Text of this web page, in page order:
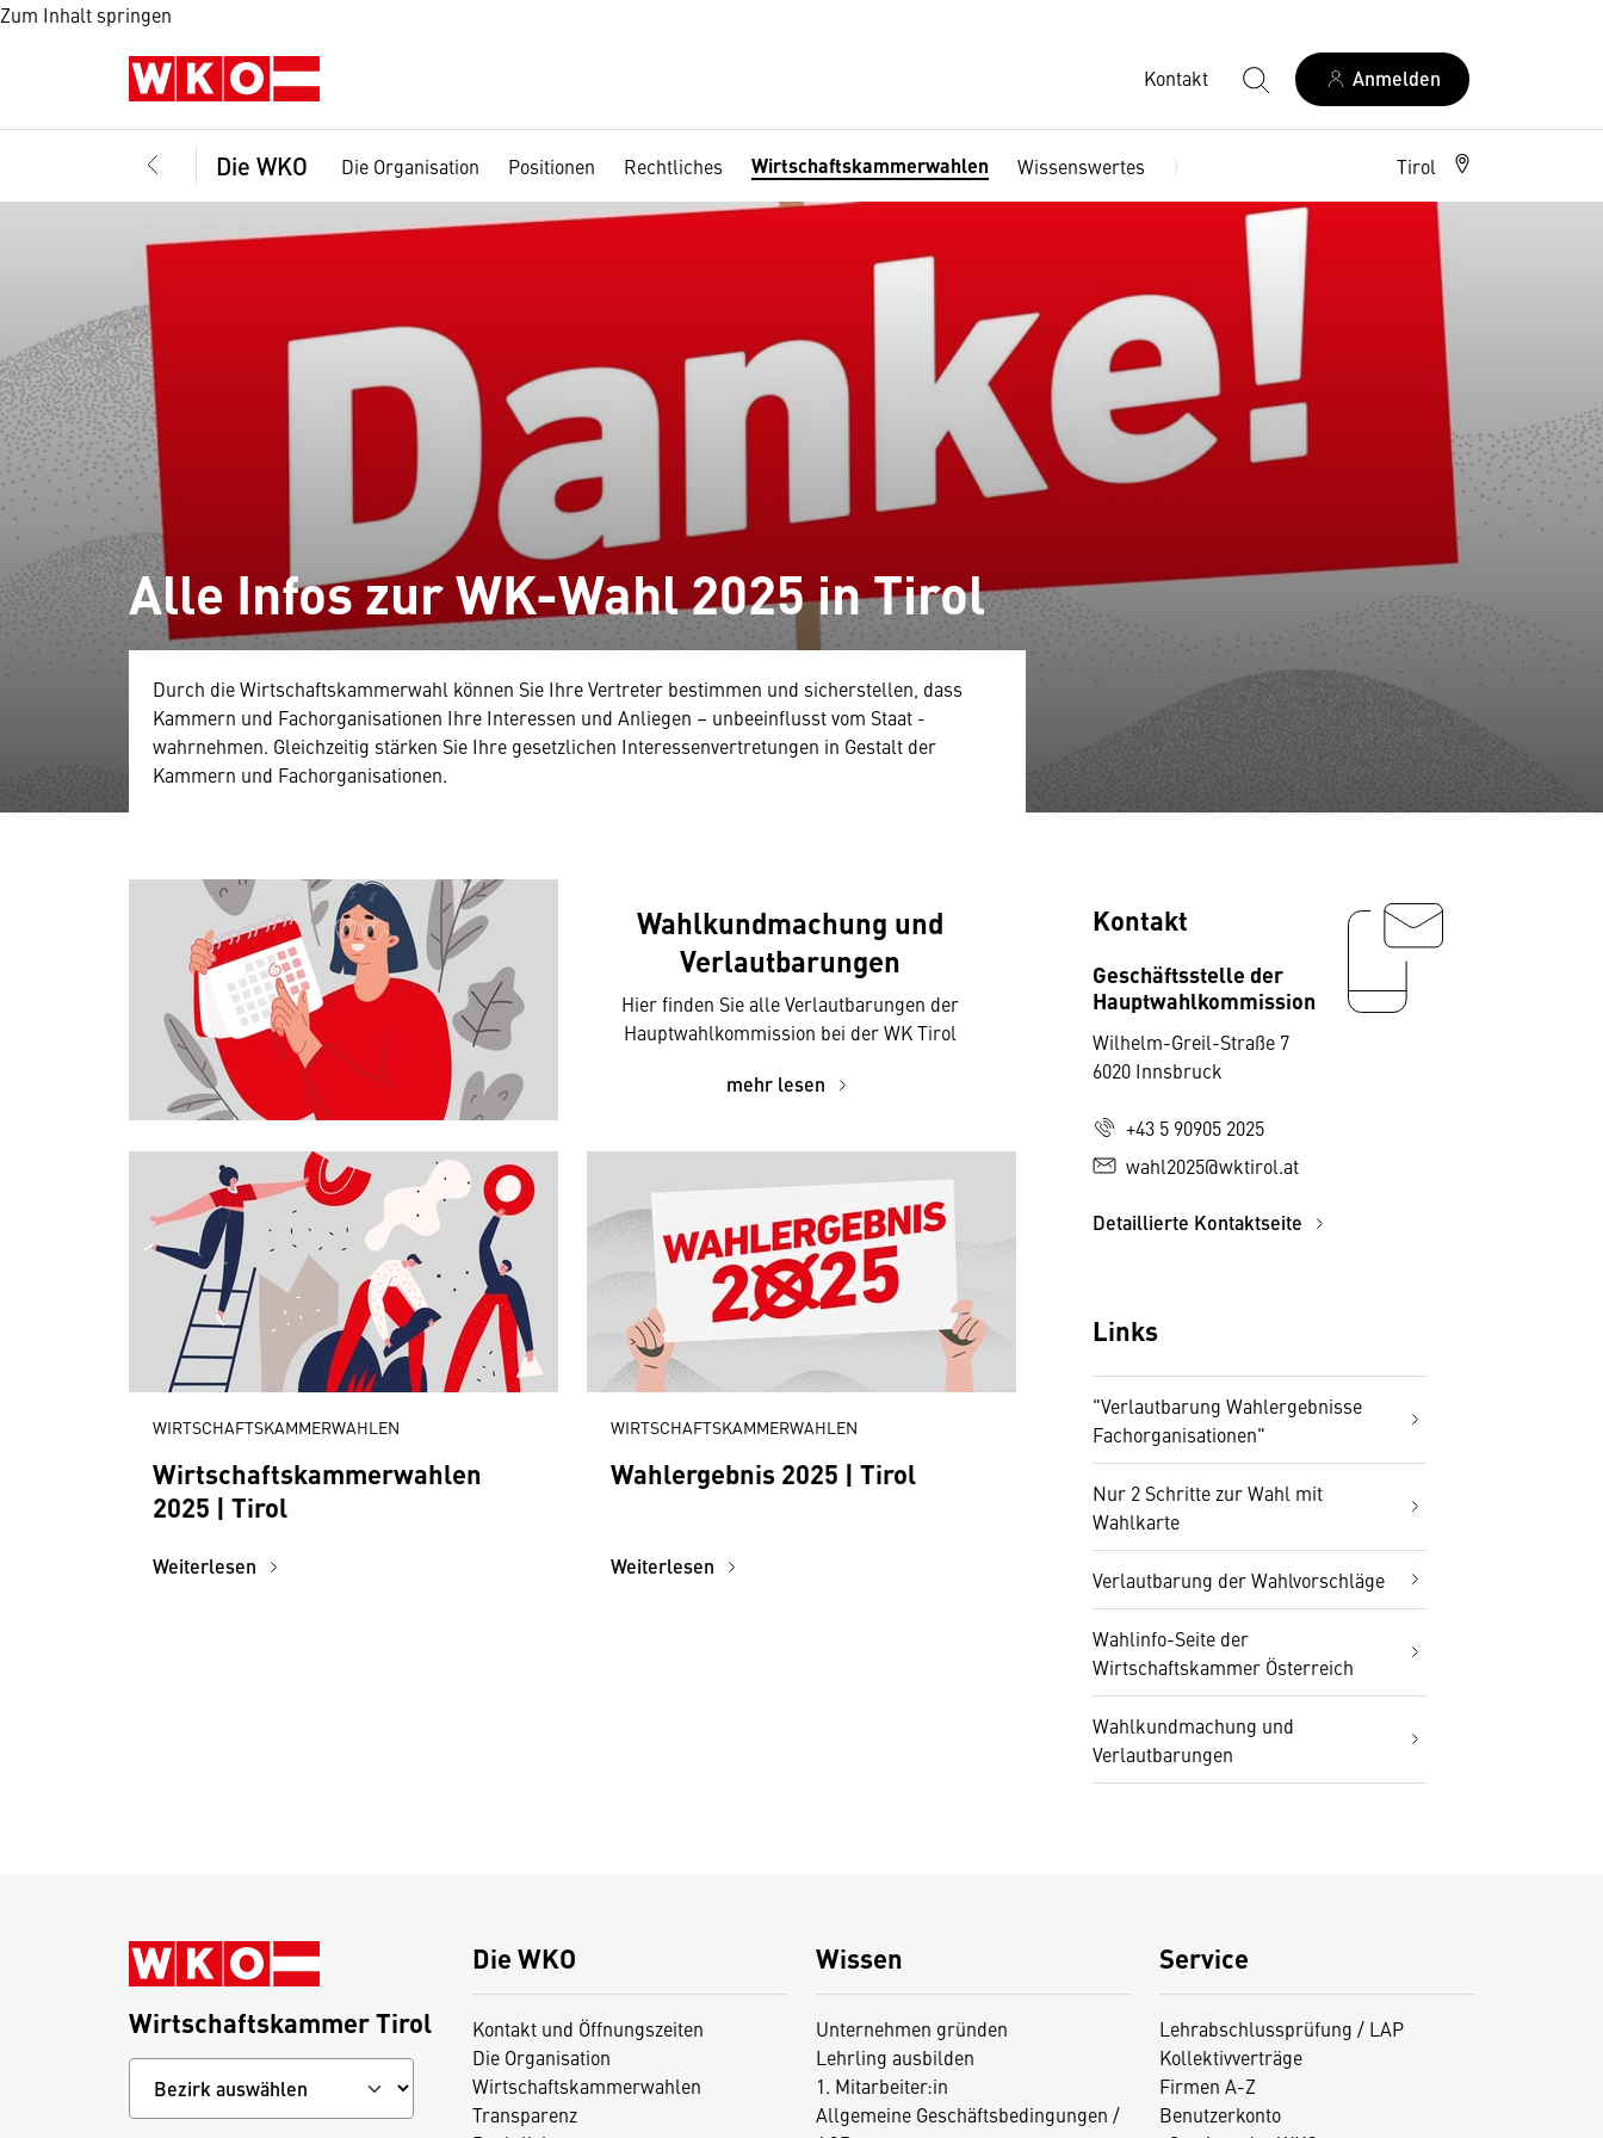
Zum Inhalt springen
Kontakt Anmelden
Die WKO Die Organisation Positionen Rechtliches Wirtschaftskammerwahlen Wissenswertes Kontakt Tirol
Alle Infos zur WK-Wahl 2025 in Tirol
Durch die Wirtschaftskammerwahl können Sie Ihre Vertreter bestimmen und sicherstellen, dass
Kammern und Fachorganisationen Ihre Interessen und Anliegen – unbeeinflusst vom Staat -
wahrnehmen. Gleichzeitig stärken Sie Ihre gesetzlichen Interessenvertretungen in Gestalt der
Kammern und Fachorganisationen.
Wahlkundmachung und
Verlautbarungen
Hier finden Sie alle Verlautbarungen der
Hauptwahlkommission bei der WK Tirol
mehr lesen
WIRTSCHAFTSKAMMERWAHLEN
Wirtschaftskammerwahlen
2025 | Tirol
Weiterlesen
WIRTSCHAFTSKAMMERWAHLEN
Wahlergebnis 2025 | Tirol
Weiterlesen
Kontakt
Geschäftsstelle der
Hauptwahlkommission
Wilhelm-Greil-Straße 7
6020 Innsbruck
+43 5 90905 2025
wahl2025@wktirol.at
Detaillierte Kontaktseite
Links
"Verlautbarung Wahlergebnisse
Fachorganisationen"
Nur 2 Schritte zur Wahl mit
Wahlkarte
Verlautbarung der Wahlvorschläge
Wahlinfo-Seite der
Wirtschaftskammer Österreich
Wahlkundmachung und
Verlautbarungen
Die WKO
Kontakt und Öffnungszeiten
Die Organisation
Wirtschaftskammerwahlen
Transparenz
Wissen
Unternehmen gründen
Lehrling ausbilden
1. Mitarbeiter:in
Allgemeine Geschäftsbedingungen /
Service
Lehrabschlussprüfung / LAP
Kollektivverträge
Firmen A-Z
Benutzerkonto
Wirtschaftskammer Tirol